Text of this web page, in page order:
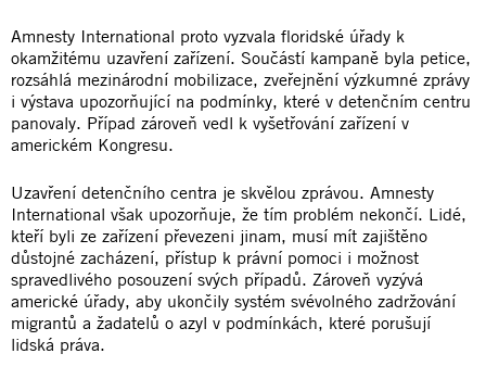
Amnesty International proto vyzvala floridské úřady k
okamžitému uzavření zařízení. Součástí kampaně byla petice,
rozsáhlá mezinárodní mobilizace, zveřejnění výzkumné zprávy
i výstava upozorňující na podmínky, které v detenčním centru
panovaly. Případ zároveň vedl k vyšetřování zařízení v
americkém Kongresu.
Uzavření detenčního centra je skvělou zprávou. Amnesty
International však upozorňuje, že tím problém nekončí. Lidé,
kteří byli ze zařízení převezeni jinam, musí mít zajištěno
důstojné zacházení, přístup k právní pomoci i možnost
spravedlivého posouzení svých případů. Zároveň vyzývá
americké úřady, aby ukončily systém svévolného zadržování
migrantů a žadatelů o azyl v podmínkách, které porušují
lidská práva.